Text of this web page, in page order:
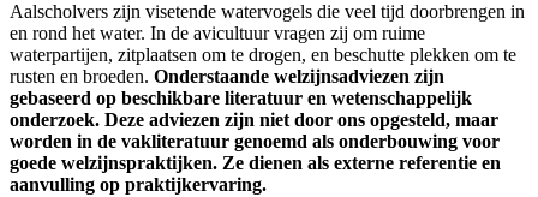
Aalscholvers zijn visetende watervogels die veel tijd doorbrengen in
en rond het water. In de avicultuur vragen zij om ruime
waterpartijen, zitplaatsen om te drogen, en beschutte plekken om te
rusten en broeden. Onderstaande welzijnsadviezen zijn
gebaseerd op beschikbare literatuur en wetenschappelijk
onderzoek. Deze adviezen zijn niet door ons opgesteld, maar
worden in de vakliteratuur genoemd als onderbouwing voor
goede welzijnspraktijken. Ze dienen als externe referentie en
aanvulling op praktijkervaring.